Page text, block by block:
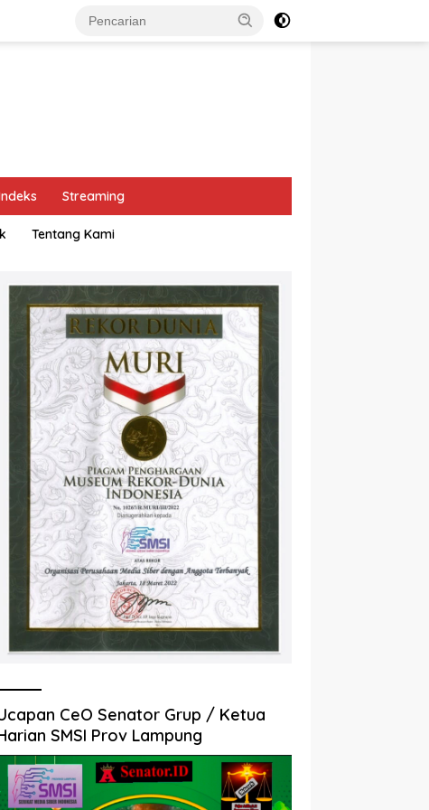
Streaming
Tentang Kami
CeO Senator Grup / Ketua
SMSI Prov Lampung